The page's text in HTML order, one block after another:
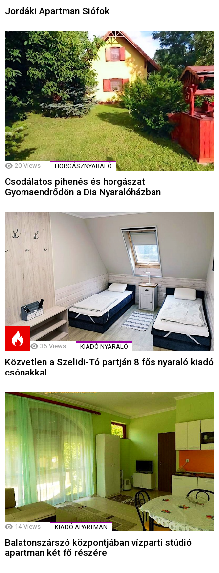
Jordáki Apartman Siófok
20 Views HORGÁSZNYARALÓ
Csodálatos pihenés és horgászat
Gyomaendrődön a Dia Nyaralóházban
36 Views KIADÓ NYARALÓ
Közvetlen a Szelidi-Tó partján 8 fős nyaraló kiadó
csónakkal
14 Views KIADÓ APARTMAN
Balatonszárszó központjában vízparti stúdió
apartman két fő részére